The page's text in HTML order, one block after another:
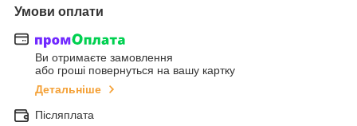
Умови оплати
Ви отримаєте замовлення
або гроші повернуться на вашу картку
Детальніше
Післяплата